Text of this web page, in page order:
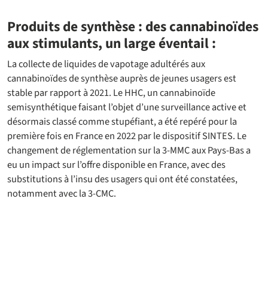
Produits de synthèse : des cannabinoïdes
aux stimulants, un large éventail :
La collecte de liquides de vapotage adultérés aux
cannabinoïdes de synthèse auprès de jeunes usagers est
stable par rapport à 2021. Le HHC, un cannabinoïde
semisynthétique faisant l’objet d’une surveillance active et
désormais classé comme stupéfiant, a été repéré pour la
première fois en France en 2022 par le dispositif SINTES. Le
changement de réglementation sur la 3-MMC aux Pays-Bas a
eu un impact sur l’offre disponible en France, avec des
substitutions à l’insu des usagers qui ont été constatées,
notamment avec la 3-CMC.